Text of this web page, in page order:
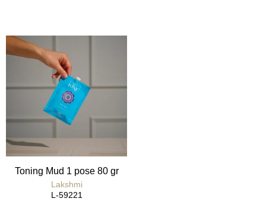
Toning Mud 1 pose 80 gr
Lakshmi
L-59221